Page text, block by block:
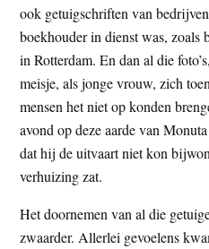
ook getuigschriften van
boekhouder in dienst was,
in Rotterdam. En dan al die
meisje, als jonge vrouw, zich
mensen het niet op konden
avond op deze aarde van
dat hij de uitvaart niet kon
verhuizing zat.
Het doornemen van al die
zwaarder. Allerlei gevoelens